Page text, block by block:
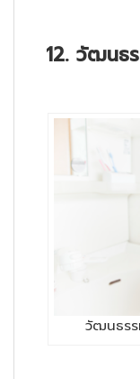
12. วัฒนธ
วัฒนธรร